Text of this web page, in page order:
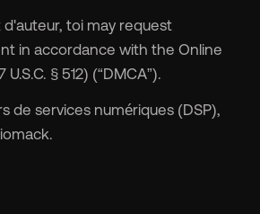
toi may request
in accordance with the Online
§ 512) (“DMCA”).
de services numériques (DSP),